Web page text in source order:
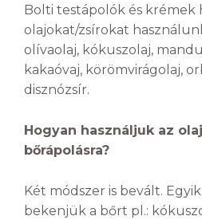
Bolti testápolók és krémek
olajokat/zsírokat
olívaolaj, kókuszolaj,
kakaóvaj, körömvirágolaj,
disznózsír.
Hogyan használjuk az
bőrápolásra?
Két módszer is bevált.
bekenjük a bőrt pl.: